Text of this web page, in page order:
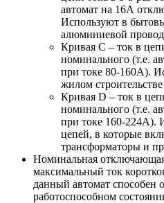
автомат на 16А
Используют в
алюминиевой
Кривая С – ток в
номинального (т.е.
при токе 80-160А).
жилом
Кривая D – ток в
номинального (т.е.
при токе 160-224А).
цепей, в которые
трансформаторы и
Номинальная
максимальный ток
данный автомат способен
работоспособном